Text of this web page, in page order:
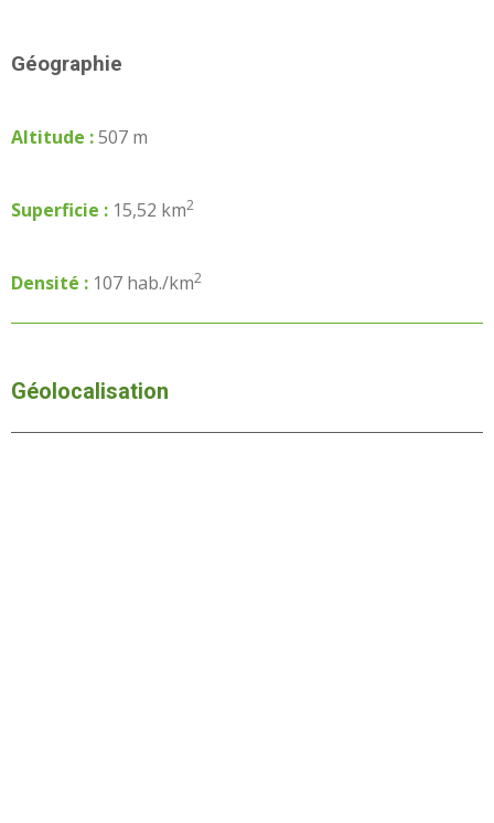
Géographie
Altitude :507 m
Superficie : 15,52 km2
Densité : 107 hab./km2
Géolocalisation